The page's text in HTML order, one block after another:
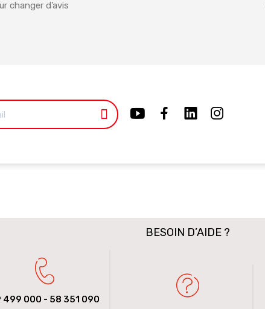
changer d’avis
BESOIN D’AIDE ?
499 000 - 58 351 090